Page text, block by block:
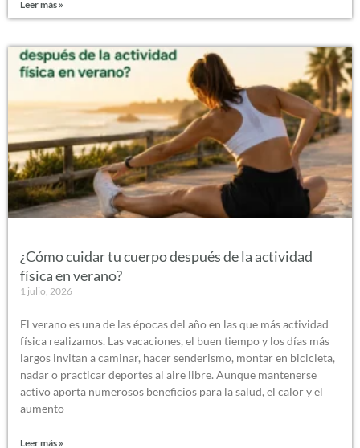
Leer más »
¿Cómo cuidar tu cuerpo después de la actividad
física en verano?
1 julio, 2026
El verano es una de las épocas del año en las que más actividad
física realizamos. Las vacaciones, el buen tiempo y los días más
largos invitan a caminar, hacer senderismo, montar en bicicleta,
nadar o practicar deportes al aire libre. Aunque mantenerse
activo aporta numerosos beneficios para la salud, el calor y el
aumento
Leer más »